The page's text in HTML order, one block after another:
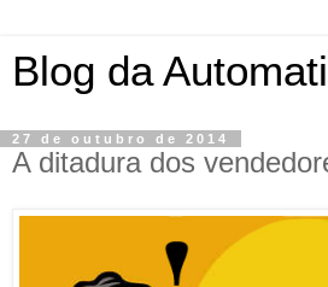
Blog da
27 de outubro de 2014
A ditadura dos